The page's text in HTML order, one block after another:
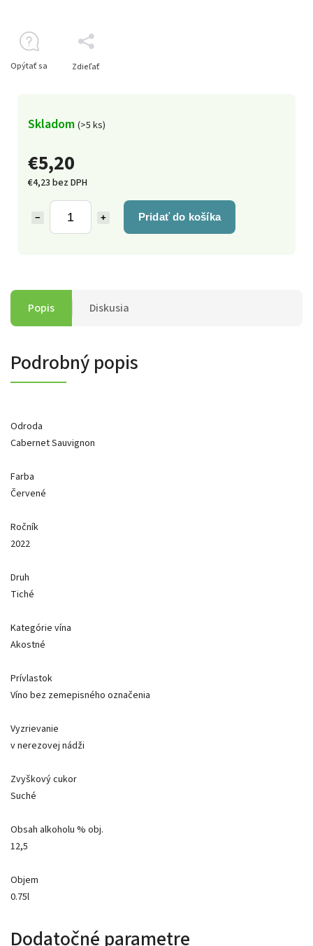
€5,20
€4,23 bez DPH
+
− Pridať do košíka
Skladom (>5 ks)
Opýtať sa Zdieľať
Popis Diskusia
Podrobný popis
Odroda
Cabernet Sauvignon
Farba
Červené
Ročník
2022
Druh
Tiché
Kategórie vína
Akostné
Prívlastok
Víno bez zemepisného označenia
Vyzrievanie
v nerezovej nádži
Zvyškový cukor
Suché
Obsah alkoholu % obj.
12,5
Objem
0.75l
Dodatočné parametre